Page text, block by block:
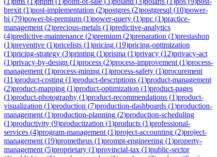
brexit (1)post-implementation (2)postgres (2)postgresql (10)power-
bi (79)power-bi-premium (1)power-query (1)ppc (1)practice-
management (2)precious-metals (1)predictive-analytics
(4)predictive-maintenance (2)premium (2)preparation (1)prestashop
(1)preventive (1)pricelists (1)pricing (19)pricing-optimization
(1)pricing-strategy (3)printing (1)prisma (1)privacy (12)privacy-act
(1)privacy-by-design (1)process (2)process-improvement (1)process-
management (1)process-mining (1)process-safety (1)procurement
(11)product-costing (1)product-descriptions (1)product-management
(2)product-mapping (1)product-optimization (1)product-pages
(1)product-photography (1)product-recommendations (1)product-
visualization (1)production (7)production-dashboards (1)production-
management (1)production-planning (2)production-scheduling
(1)productivity (9)productization (1)products (1)professional-
services (4)program-management (1)project-accounting (2)project-
management (19)prometheus (1)prompt-engineering (1)property-
management (5)proprietary (1)provincial-tax (1)public-sector